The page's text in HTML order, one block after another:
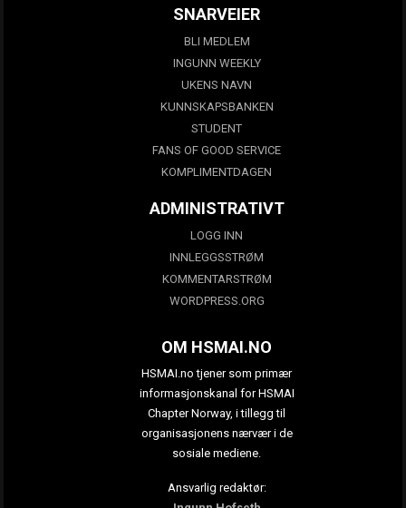
SNARVEIER
BLI MEDLEM
INGUNN WEEKLY
UKENS NAVN
KUNNSKAPSBANKEN
STUDENT
FANS OF GOOD SERVICE
KOMPLIMENTDAGEN
ADMINISTRATIVT
LOGG INN
INNLEGGSSTRØM
KOMMENTARSTRØM
WORDPRESS.ORG
OM HSMAI.NO
HSMAI.no tjener som primær
informasjonskanal for HSMAI
Chapter Norway, i tillegg til
organisasjonens nærvær i de
sosiale mediene.
Ansvarlig redaktør: